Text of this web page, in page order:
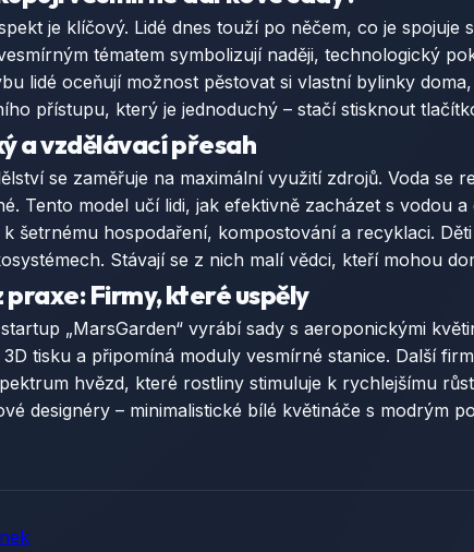
je klíčový. Lidé dnes touží po něčem, co je
tématem symbolizují naději, technologický
lidé oceňují možnost pěstovat si vlastní bylinky
přístupu, který je jednoduchý – stačí stisknout
a vzdělávací přesah
se zaměřuje na maximální využití zdrojů. Voda
Tento model učí lidi, jak efektivně zacházet s vodou
šetrnému hospodaření, kompostování a recyklaci.
Stávají se z nich malí vědci, kteří mohou
praxe: Firmy, které uspěly
„MarsGarden“ vyrábí sady s aeroponickými
tisku a připomíná moduly vesmírné stanice. Další
hvězd, které rostliny stimuluje k rychlejšímu
designéry – minimalistické bílé květináče s modrým